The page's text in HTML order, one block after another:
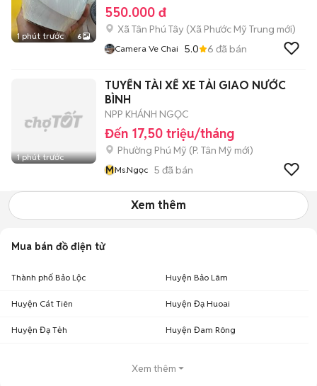
1 phút trước 6
550.000 đ
Xã Tân Phú Tây (Xã Phước Mỹ Trung mới)
Camera Ve Chai 5.0 6 đã bán
1 phút trước
TUYỂN TÀI XẾ XE TẢI GIAO NƯỚC
BÌNH
NPP KHÁNH NGỌC
Đến 17,50 triệu/tháng
Phường Phú Mỹ (P. Tân Mỹ mới)
MMs.Ngọc 5 đã bán
Xem thêm
Mua bán đồ điện tử
Thành phố Bảo Lộc Huyện Bảo Lâm
Huyện Cát Tiên Huyện Đạ Huoai
Huyện Đạ Tẻh Huyện Đam Rông
Xem thêm